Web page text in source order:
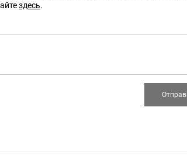
здесь.